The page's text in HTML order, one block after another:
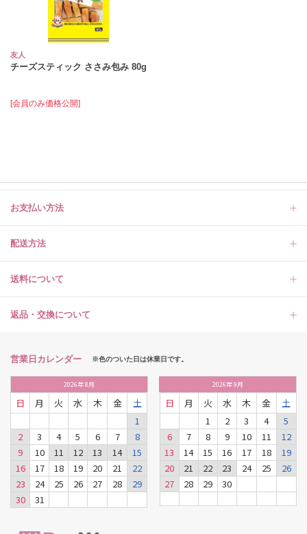
友人
チーズスティック ささみ包み 80g
[会員のみ価格公開]
お支払い方法
配送方法
送料について
返品・交換について
営業日カレンダー ※色のついた日は休業日です。
2026年8月
日 月 火 水 木 金
土
1
2
3 4 5 6 7
8
9
10 11 12 13 14
15
16
17 18 19 20 21
22
23
24 25 26 27 28
29
30
31
2026年9月
日 月 火 水 木 金
土
1
2 3 4
5
6
7 8 9 10 11
12
13
14 15 16 17 18
19
20
21 22 23 24 25
26
27
28 29 30